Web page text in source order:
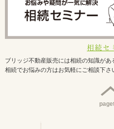
相続セ
ブリッジ不動産販売には相続の知識があ
相続でお悩みの方はお気軽にご相談下さ